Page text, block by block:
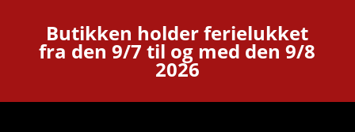
Butikken holder ferielukket
fra den 9/7 til og med den 9/8
2026